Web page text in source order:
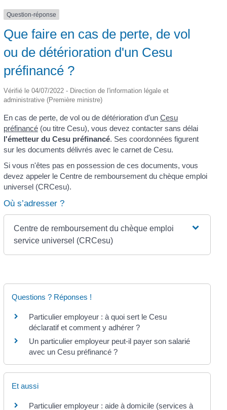
Question-réponse
Que faire en cas de perte, de vol
ou de détérioration d'un Cesu
préfinancé ?
Vérifié le 04/07/2022 - Direction de l'information légale et
administrative (Première ministre)
En cas de perte, de vol ou de détérioration d'un Cesu
préfinancé(ou titre Cesu), vous devez contacter sans délai
l'émetteur du Cesu préfinancé. Ses coordonnées figurent
sur les documents délivrés avec le carnet de Cesu.
Si vous n'êtes pas en possession de ces documents, vous
devez appeler le Centre de remboursement du chèque emploi
universel (CRCesu).
Où s’adresser ?
Centre de remboursement du chèque emploi
service universel (CRCesu)
Questions ? Réponses !
Particulier employeur : à quoi sert le Cesu
déclaratif et comment y adhérer ?
Un particulier employeur peut-il payer son salarié
avec un Cesu préfinancé ?
Et aussi
Particulier employeur : aide à domicile (services à